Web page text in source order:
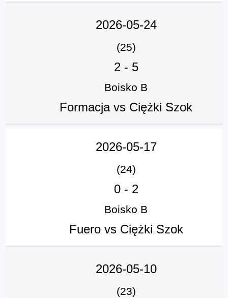
2026-05-24
(25)
2- 5
Boisko B
Formacja vs Ciężki Szok
2026-05-17
(24)
0- 2
Boisko B
Fuero vs Ciężki Szok
2026-05-10
(23)